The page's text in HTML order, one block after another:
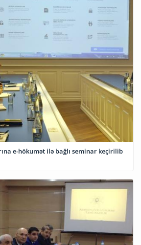
e-hökumət ilə bağlı seminar keçirilib